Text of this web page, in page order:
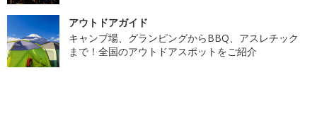
アウトドアガイド
キャンプ場、グランピングからBBQ、アスレチック
まで！全国のアウトドアスポットをご紹介